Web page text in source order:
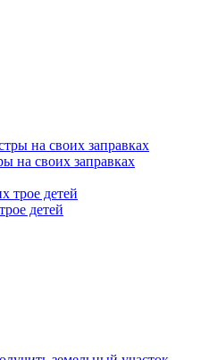
на своих заправках
детей